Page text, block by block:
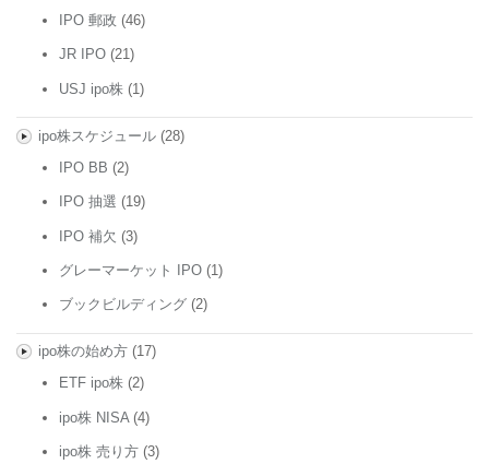
IPO 郵政 (46)
JR IPO (21)
USJ ipo株 (1)
ipo株スケジュール(28)
IPO BB (2)
IPO 抽選 (19)
IPO 補欠 (3)
グレーマーケット IPO (1)
ブックビルディング (2)
ipo株の始め方(17)
ETF ipo株 (2)
ipo株 NISA (4)
ipo株 売り方 (3)